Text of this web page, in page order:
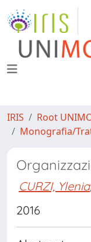
IRIS Root
Monografia/
CURZI, Ylenia
2016